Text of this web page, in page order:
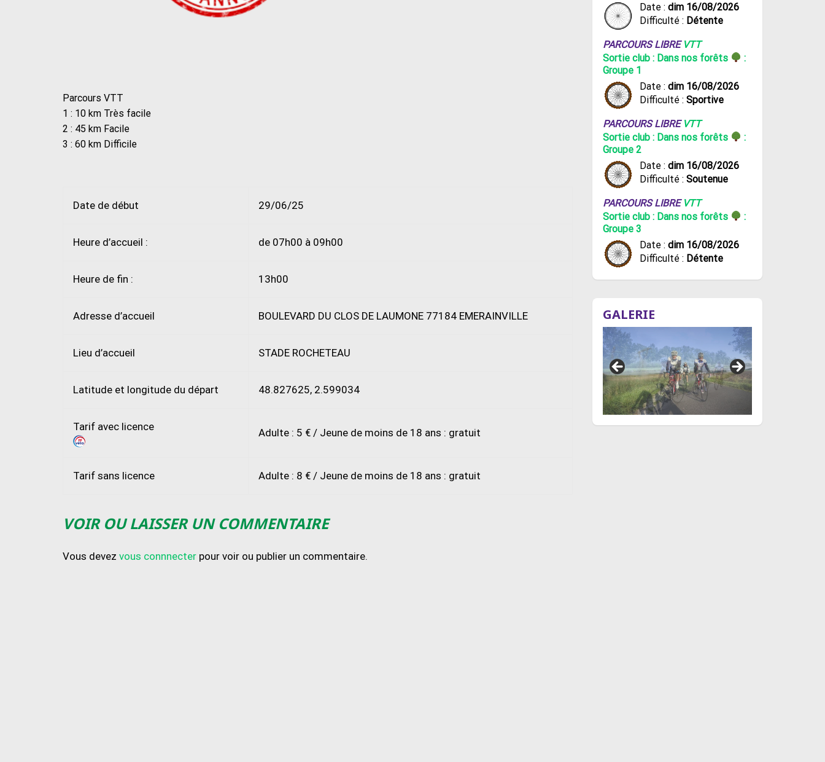
Parcours VTT
1 : 10 km Très facile
2 : 45 km Facile
3 : 60 km Difficile
Date de début 29/06/25
Heure d’accueil : de 07h00 à 09h00
Heure de fin : 13h00
Adresse d’accueil BOULEVARD DU CLOS DE LAUMONE 77184 EMERAINVILLE
Lieu d’accueil STADE ROCHETEAU
Latitude et longitude du départ 48.827625, 2.599034
Tarif avec licence Adulte : 5 € / Jeune de moins de 18 ans : gratuit
Tarif sans licence Adulte : 8 € / Jeune de moins de 18 ans : gratuit
VOIR OU LAISSER UN COMMENTAIRE
Vous devez vous connnecter pour voir ou publier un commentaire.
Date : dim 16/08/2026
Difficulté : Détente
PARCOURS LIBRE VTT
Sortie club : Dans nos forêts
:
Groupe 1
Date : dim 16/08/2026
Difficulté : Sportive
PARCOURS LIBRE VTT
Sortie club : Dans nos forêts
:
Groupe 2
Date : dim 16/08/2026
Difficulté : Soutenue
PARCOURS LIBRE VTT
Sortie club : Dans nos forêts
:
Groupe 3
Date : dim 16/08/2026
Difficulté : Détente
GALERIE